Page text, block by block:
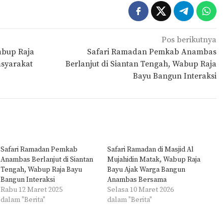
Raja
Pos berikutnya
Safari Ramadan Pemkab Anambas
Berlanjut di Siantan Tengah, Wabup Raja
Bayu Bangun Interaksi
Safari Ramadan Pemkab
Anambas Berlanjut di Siantan
Tengah, Wabup Raja Bayu
Bangun Interaksi
Rabu 12 Maret 2025
dalam "Berita"
Safari Ramadan di Masjid Al
Mujahidin Matak, Wabup Raja
Bayu Ajak Warga Bangun
Anambas Bersama
Selasa 10 Maret 2026
dalam "Berita"